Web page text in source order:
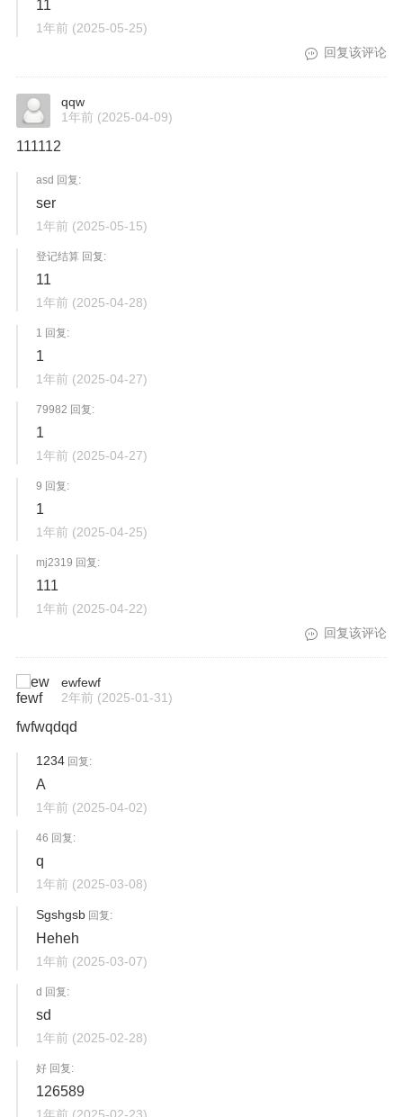
11
1年前 (2025-05-25)
回复该评论
qqw
1年前 (2025-04-09)
111112
asd 回复:
ser
1年前 (2025-05-15)
登记结算 回复:
11
1年前 (2025-04-28)
1 回复:
1
1年前 (2025-04-27)
79982 回复:
1
1年前 (2025-04-27)
9 回复:
1
1年前 (2025-04-25)
mj2319 回复:
111
1年前 (2025-04-22)
回复该评论
ewfewf
2年前 (2025-01-31)
fwfwqdqd
1234 回复:
A
1年前 (2025-04-02)
46 回复:
q
1年前 (2025-03-08)
Sgshgsb 回复:
Heheh
1年前 (2025-03-07)
d 回复:
sd
1年前 (2025-02-28)
好 回复:
126589